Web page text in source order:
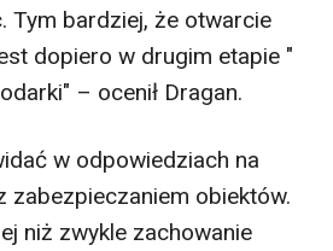
Tym bardziej, że otwarcie
dopiero w drugim etapie "
– ocenił Dragan.
w odpowiedziach na
zabezpieczaniem obiektów.
niż zwykle zachowanie